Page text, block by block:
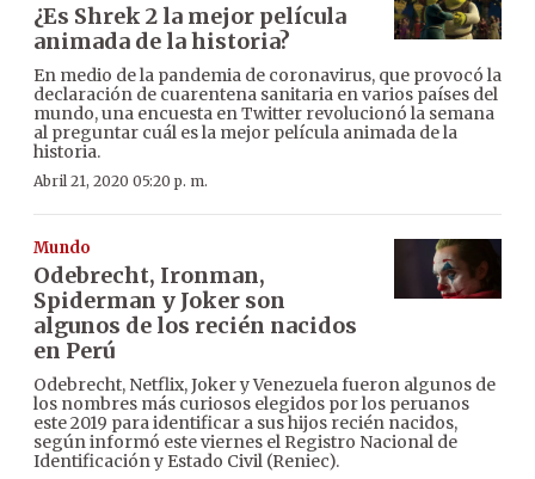
¿Es Shrek 2 la mejor película
animada de la historia?
En medio de la pandemia de coronavirus, que provocó la
declaración de cuarentena sanitaria en varios países del
mundo, una encuesta en Twitter revolucionó la semana
al preguntar cuál es la mejor película animada de la
historia.
Abril 21, 2020 05:20 p. m.
Mundo
Odebrecht, Ironman,
Spiderman y Joker son
algunos de los recién nacidos
en Perú
Odebrecht, Netflix, Joker y Venezuela fueron algunos de
los nombres más curiosos elegidos por los peruanos
este 2019 para identificar a sus hijos recién nacidos,
según informó este viernes el Registro Nacional de
Identificación y Estado Civil (Reniec).